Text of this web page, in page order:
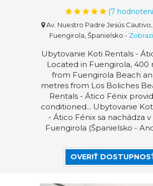
(7
Av. Nuestro Padre Jesús Cautivo,
Fuengirola, Španielsko -
Ubytovanie Koti Rentals -
Located in Fuengirola, 400
from Fuengirola Beach
metres from Los Boliches
Rentals - Ático Fénix
conditioned... Ubytovanie
- Ático Fénix sa nachádza
Fuengirola (Španielsko -
OVERIŤ